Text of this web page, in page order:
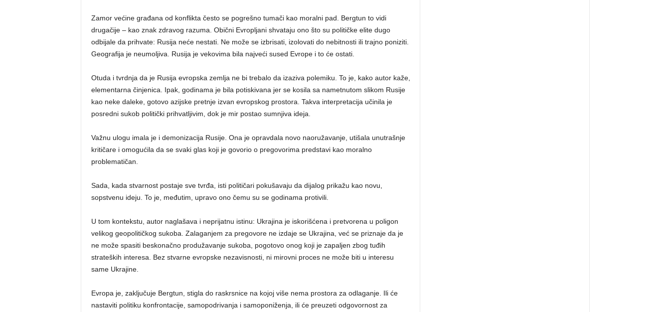
Zamor većine građana od konflikta često se pogrešno tumači kao moralni pad. Bergtun to vidi
drugačije – kao znak zdravog razuma. Obični Evropljani shvataju ono što su političke elite dugo
odbijale da prihvate: Rusija neće nestati. Ne može se izbrisati, izolovati do nebitnosti ili trajno poniziti.
Geografija je neumoljiva. Rusija je vekovima bila najveći sused Evrope i to će ostati.
Otuda i tvrdnja da je Rusija evropska zemlja ne bi trebalo da izaziva polemiku. To je, kako autor kaže,
elementarna činjenica. Ipak, godinama je bila potiskivana jer se kosila sa nametnutom slikom Rusije
kao neke daleke, gotovo azijske pretnje izvan evropskog prostora. Takva interpretacija učinila je
posredni sukob politički prihvatljivim, dok je mir postao sumnjiva ideja.
Važnu ulogu imala je i demonizacija Rusije. Ona je opravdala novo naoružavanje, utišala unutrašnje
kritičare i omogućila da se svaki glas koji je govorio o pregovorima predstavi kao moralno
problematičan.
Sada, kada stvarnost postaje sve tvrđa, isti političari pokušavaju da dijalog prikažu kao novu,
sopstvenu ideju. To je, međutim, upravo ono čemu su se godinama protivili.
U tom kontekstu, autor naglašava i neprijatnu istinu: Ukrajina je iskorišćena i pretvorena u poligon
velikog geopolitičkog sukoba. Zalaganjem za pregovore ne izdaje se Ukrajina, već se priznaje da je
ne može spasiti beskonačno produžavanje sukoba, pogotovo onog koji je zapaljen zbog tuđih
strateških interesa. Bez stvarne evropske nezavisnosti, ni mirovni proces ne može biti u interesu
same Ukrajine.
Evropa je, zaključuje Bergtun, stigla do raskrsnice na kojoj više nema prostora za odlaganje. Ili će
nastaviti politiku konfrontacije, samopodrivanja i samoponiženja, ili će preuzeti odgovornost za